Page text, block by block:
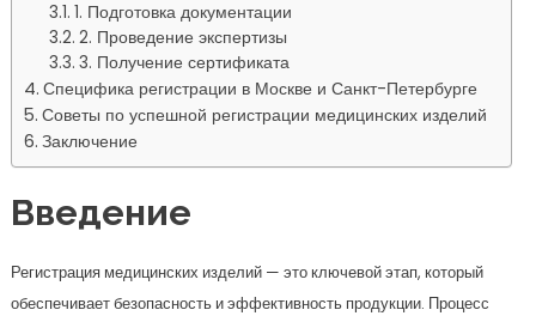
1. Подготовка документации
2. Проведение экспертизы
3. Получение сертификата
Специфика регистрации в Москве и Санкт-Петербурге
Советы по успешной регистрации медицинских изделий
Заключение
Введение
Регистрация медицинских изделий — это ключевой этап, который
обеспечивает безопасность и эффективность продукции. Процесс